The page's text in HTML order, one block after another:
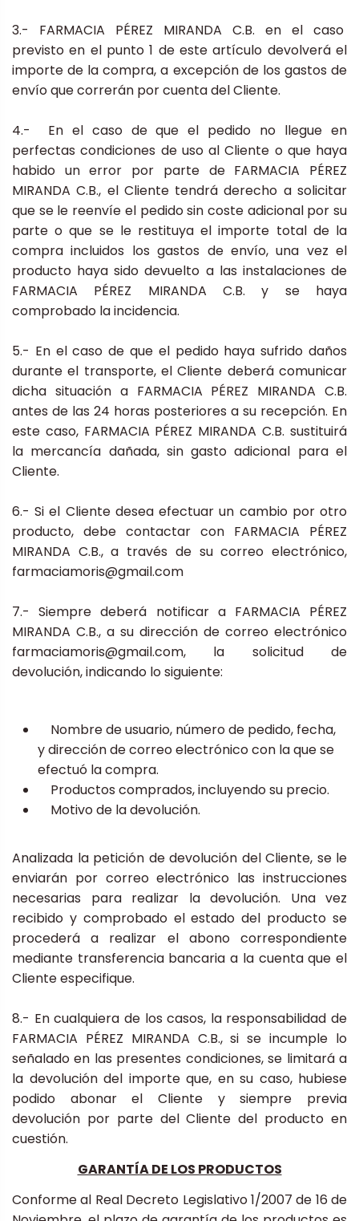
3.- FARMACIA PÉREZ MIRANDA C.B. en el caso
previsto en el punto 1 de este artículo devolverá el
importe de la compra, a excepción de los gastos de
envío que correrán por cuenta del Cliente.
4.- En el caso de que el pedido no llegue en
perfectas condiciones de uso al Cliente o que haya
habido un error por parte de FARMACIA PÉREZ
MIRANDA C.B., el Cliente tendrá derecho a solicitar
que se le reenvíe el pedido sin coste adicional por su
parte o que se le restituya el importe total de la
compra incluidos los gastos de envío, una vez el
producto haya sido devuelto a las instalaciones de
FARMACIA PÉREZ MIRANDA C.B. y se haya
comprobado la incidencia.
5.- En el caso de que el pedido haya sufrido daños
durante el transporte, el Cliente deberá comunicar
dicha situación a FARMACIA PÉREZ MIRANDA C.B.
antes de las 24 horas posteriores a su recepción. En
este caso, FARMACIA PÉREZ MIRANDA C.B. sustituirá
la mercancía dañada, sin gasto adicional para el
Cliente.
6.- Si el Cliente desea efectuar un cambio por otro
producto, debe contactar con FARMACIA PÉREZ
MIRANDA C.B., a través de su correo electrónico,
farmaciamoris@gmail.com
7.- Siempre deberá notificar a FARMACIA PÉREZ
MIRANDA C.B., a su dirección de correo electrónico
farmaciamoris@gmail.com, la solicitud de
devolución, indicando lo siguiente:
Nombre de usuario, número de pedido, fecha,
y dirección de correo electrónico con la que se
efectuó la compra.
Productos comprados, incluyendo su precio.
Motivo de la devolución.
Analizada la petición de devolución del Cliente, se le
enviarán por correo electrónico las instrucciones
necesarias para realizar la devolución. Una vez
recibido y comprobado el estado del producto se
procederá a realizar el abono correspondiente
mediante transferencia bancaria a la cuenta que el
Cliente especifique.
8.- En cualquiera de los casos, la responsabilidad de
FARMACIA PÉREZ MIRANDA C.B., si se incumple lo
señalado en las presentes condiciones, se limitará a
la devolución del importe que, en su caso, hubiese
podido abonar el Cliente y siempre previa
devolución por parte del Cliente del producto en
cuestión.
GARANTÍA DE LOS PRODUCTOS
Conforme al Real Decreto Legislativo 1/2007 de 16 de